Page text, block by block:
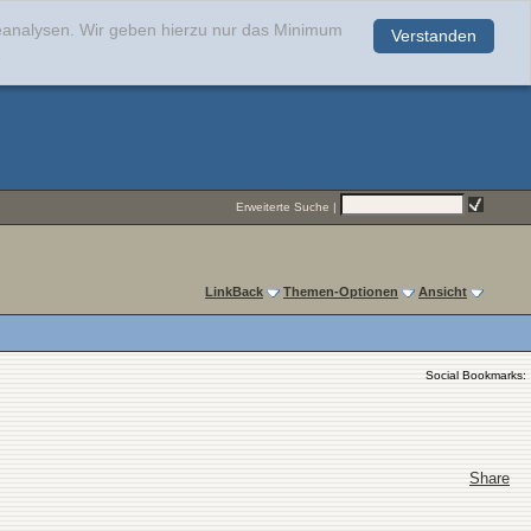
Verstanden
Wir geben hierzu nur das Minimum
Erweiterte Suche |
LinkBack Themen-Optionen Ansicht
Social Bookmarks:
Share